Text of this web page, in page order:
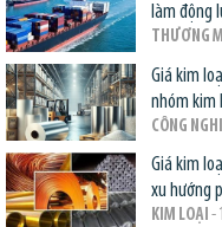
làm động
THƯƠNG
Giá kim
nhóm kim
CÔNG
Giá kim
xu hướng
KIM LOẠI -